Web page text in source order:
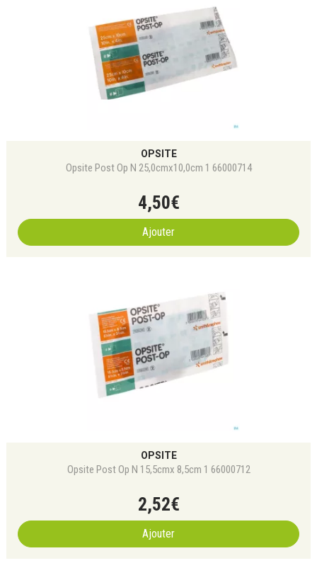
OPSITE
Opsite Post Op N 25,0cmx10,0cm 1 66000714
4,50€
Ajouter
OPSITE
Opsite Post Op N 15,5cmx 8,5cm 1 66000712
2,52€
Ajouter